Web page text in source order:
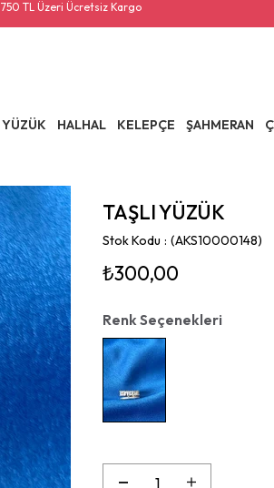
750 TL Üzeri Ücretsiz Kargo
YÜZÜK HALHAL KELEPÇE ŞAHMERAN
TAŞLI YÜZÜK
Stok Kodu (AKS10000148)
₺300,00
Renk Seçenekleri